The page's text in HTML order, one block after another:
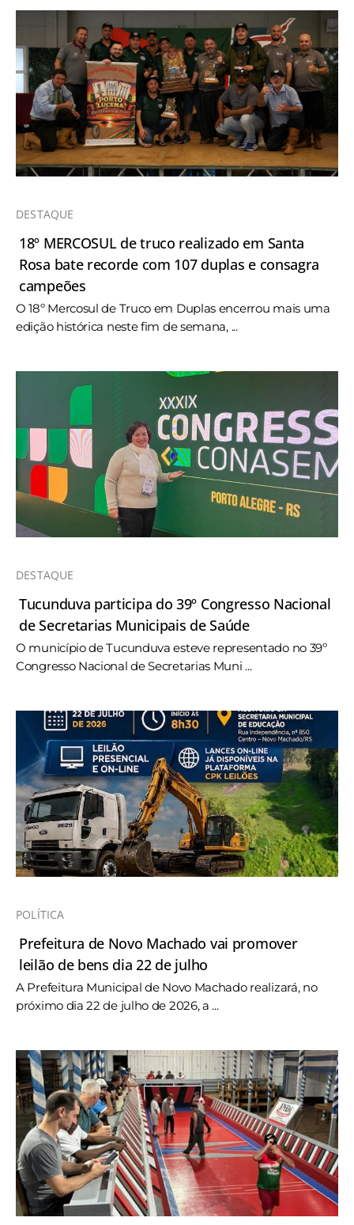
DESTAQUE
18º MERCOSUL de truco realizado em Santa
Rosa bate recorde com 107 duplas e consagra
campeões
O 18º Mercosul de Truco em Duplas encerrou mais uma
edição histórica neste fim de semana, ...
DESTAQUE
Tucunduva participa do 39º Congresso Nacional
de Secretarias Municipais de Saúde
O município de Tucunduva esteve representado no 39º
Congresso Nacional de Secretarias Muni ...
POLÍTICA
Prefeitura de Novo Machado vai promover
leilão de bens dia 22 de julho
A Prefeitura Municipal de Novo Machado realizará, no
próximo dia 22 de julho de 2026, a ...